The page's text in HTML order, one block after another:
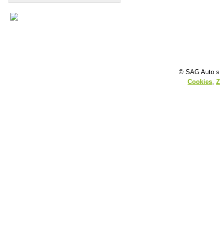
© SAG Auto
Cookies,